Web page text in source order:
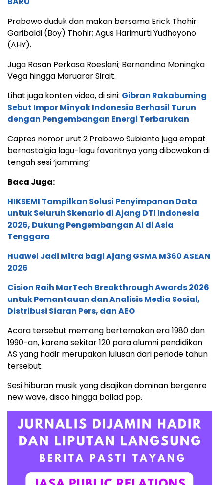
Prabowo duduk dan makan bersama Erick Thohir;
Garibaldi (Boy) Thohir; Agus Harimurti Yudhoyono
(AHY).
Juga Rosan Perkasa Roeslani; Bernandino Moningka
Vega hingga Maruarar Sirait.
Lihat juga konten video, di sini: Gibran Rakabuming
Sebut Impor Minyak Indonesia Berhasil Turun
dengan Pengembangan Energi Terbarukan
Capres nomor urut 2 Prabowo Subianto juga empat
bernostalgia lagu-lagu favoritnya yang dibawakan di
tengah sesi ‘jamming’
Baca Juga:
HIKSEMI Tampilkan Solusi Penyimpanan Data
untuk Seluruh Skenario di Ajang DTI Indonesia
2026, Dukung Pengembangan AI di Asia
Tenggara
Huawei Jadi Mitra bagi Ajang GSMA M360 ASEAN
2026
Cision Raih MarTech Breakthrough Awards 2026
untuk Pemantauan dan Analisis Media Sosial,
Distribusi Siaran Pers, dan AEO
Acara tersebut memang bertemakan era 1980 dan
1990-an, karena sekitar 120 para alumni pendidikan
AS yang hadir merupakan lulusan dari periode tahun
tersebut.
Sesi hiburan musik yang disajikan dominan bergenre
new wave, disco hingga ballad pop.